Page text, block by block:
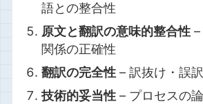
語との整合性
原文と翻訳の意味的整合性–
関係の正確性
翻訳の完全性– 訳抜け・誤
技術的妥当性– プロセスの